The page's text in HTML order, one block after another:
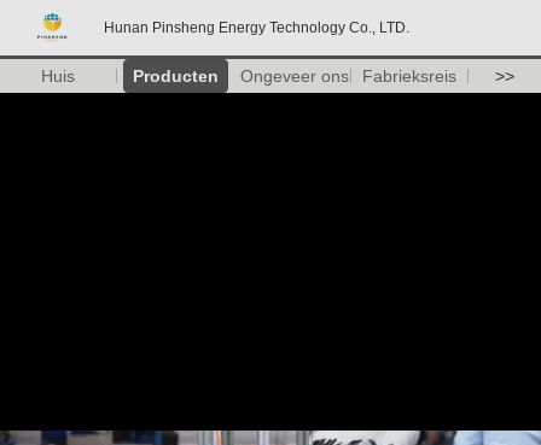
Hunan Pinsheng Energy Technology Co., LTD.
Huis Producten Ongeveer ons Fabrieksreis >>